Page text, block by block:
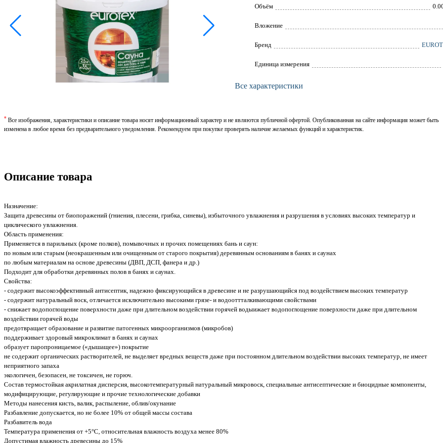
Объём
Вложение
Брeнд
Единица измерения
Все характеристики
* Все изображения, характеристики и описание товара носят информационный характер и не являются публичной офертой. Опубликованная на сайте информация может быть
изменена в любое время без предварительного уведомления. Рекомендуем при покупке проверять наличие желаемых функций и характеристик.
Описание товара
Назначение:
Защита древесины от биопоражений (гниения, плесени, грибка, синевы), избыточного увлажнения и разрушения в условиях высоких температур и
циклического увлажнения.
Область применения:
Применяется в парильных (кроме полков), помывочных и прочих помещениях бань и саун:
по новым или старым (неокрашенным или очищенным от старого покрытия) деревянным основаниям в банях и саунах
по любым материалам на основе древесины (ДВП, ДСП, фанера и др.)
Подходит для обработки деревянных полов в банях и саунах.
Свойства:
- содержит высокоэффективный антисептик, надежно фиксирующийся в древесине и не разрушающийся под воздействием высоких температур
- содержит натуральный воск, отличается исключительно высокими грязе- и водооттталкивающими свойствами
- снижает водопоглощение поверхности даже при длительном воздействии горячей водыижает водопоглощение поверхности даже при длительном
воздействии горячей воды
предотвращает образование и развитие патогенных микроорганизмов (микробов)
поддерживает здоровый микроклимат в банях и саунах
образует паропроницаемое («дышащее») покрытие
не содержит органических растворителей, не выделяет вредных веществ даже при постоянном длительном воздействии высоких температур, не имеет
неприятного запаха
экологичен, безопасен, не токсичен, не горюч.
Состав термостойкая акрилатная дисперсия, высокотемпературный натуральный микровоск, специальные антисептические и биоцидные компоненты,
модифицирующие, регулирующие и прочие технологические добавки
Методы нанесения кисть, валик, распыление, облив/окунание
Разбавление допускается, но не более 10% от общей массы состава
Разбавитель вода
Температура применения от +5°С, относительная влажность воздуха менее 80%
Допустимая влажность древесины до 15%